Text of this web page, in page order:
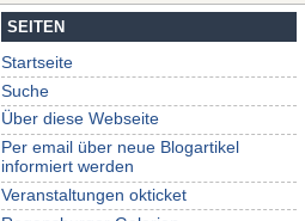
SEITEN
Startseite
Suche
Über diese Webseite
Per email über neue Blogartikel
informiert werden
Veranstaltungen okticket